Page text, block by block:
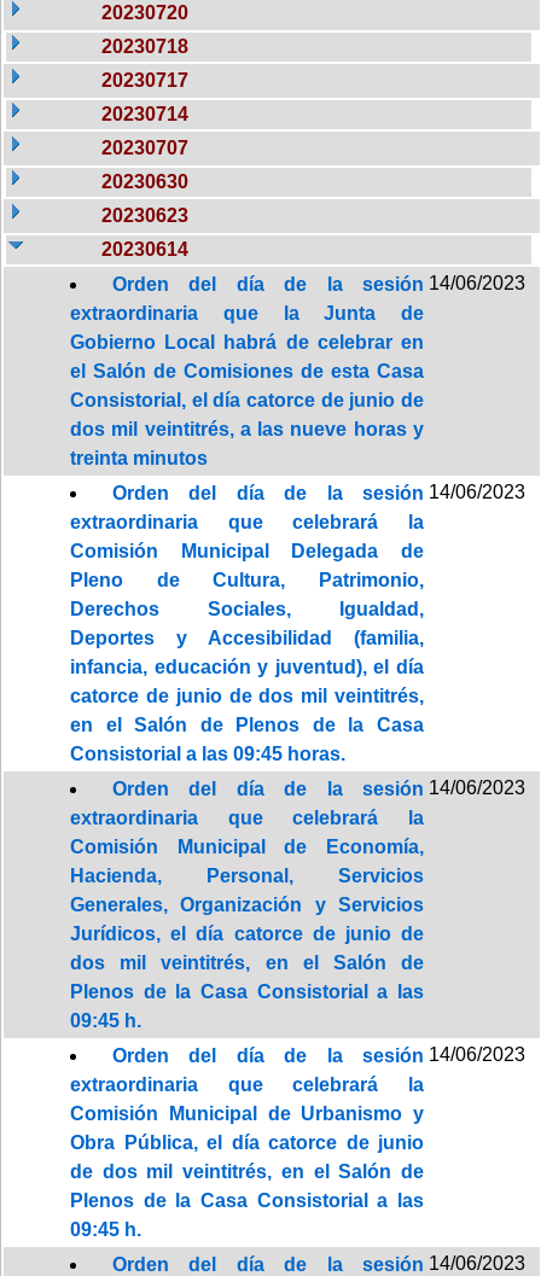
20230720
20230718
20230717
20230714
20230707
20230630
20230623
20230614
Orden del día de la sesión
extraordinaria que la Junta de
Gobierno Local habrá de celebrar en
el Salón de Comisiones de esta Casa
Consistorial, el día catorce de junio de
dos mil veintitrés, a las nueve horas y
treinta minutos
14/06/2023
Orden del día de la sesión
extraordinaria que celebrará la
Comisión Municipal Delegada de
Pleno de Cultura, Patrimonio,
Derechos Sociales, Igualdad,
Deportes y Accesibilidad (familia,
infancia, educación y juventud), el día
catorce de junio de dos mil veintitrés,
en el Salón de Plenos de la Casa
Consistorial a las 09:45 horas.
14/06/2023
Orden del día de la sesión
extraordinaria que celebrará la
Comisión Municipal de Economía,
Hacienda, Personal, Servicios
Generales, Organización y Servicios
Jurídicos, el día catorce de junio de
dos mil veintitrés, en el Salón de
Plenos de la Casa Consistorial a las
09:45 h.
14/06/2023
Orden del día de la sesión
extraordinaria que celebrará la
Comisión Municipal de Urbanismo y
Obra Pública, el día catorce de junio
de dos mil veintitrés, en el Salón de
Plenos de la Casa Consistorial a las
09:45 h.
14/06/2023
Orden del día de la sesión 14/06/2023